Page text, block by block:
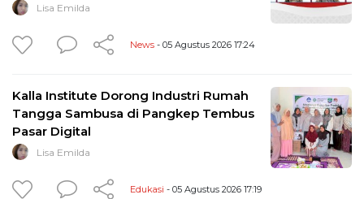
Lisa Emilda
News - 05 Agustus 2026 17:24
Kalla Institute Dorong Industri Rumah
Tangga Sambusa di Pangkep Tembus
Pasar Digital
Lisa Emilda
Edukasi - 05 Agustus 2026 17:19